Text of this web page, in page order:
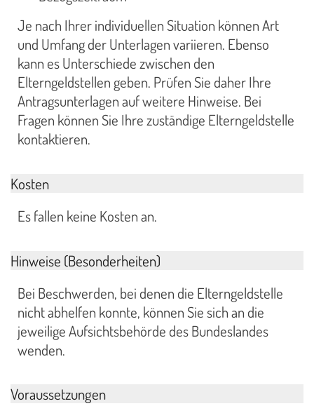
Je nach Ihrer individuellen Situation können Art
und Umfang der Unterlagen variieren. Ebenso
kann es Unterschiede zwischen den
Elterngeldstellen geben. Prüfen Sie daher Ihre
Antragsunterlagen auf weitere Hinweise. Bei
Fragen können Sie Ihre zuständige Elterngeldstelle
kontaktieren.
Kosten
Es fallen keine Kosten an.
Hinweise (Besonderheiten)
Bei Beschwerden, bei denen die Elterngeldstelle
nicht abhelfen konnte, können Sie sich an die
jeweilige Aufsichtsbehörde des Bundeslandes
wenden.
Voraussetzungen